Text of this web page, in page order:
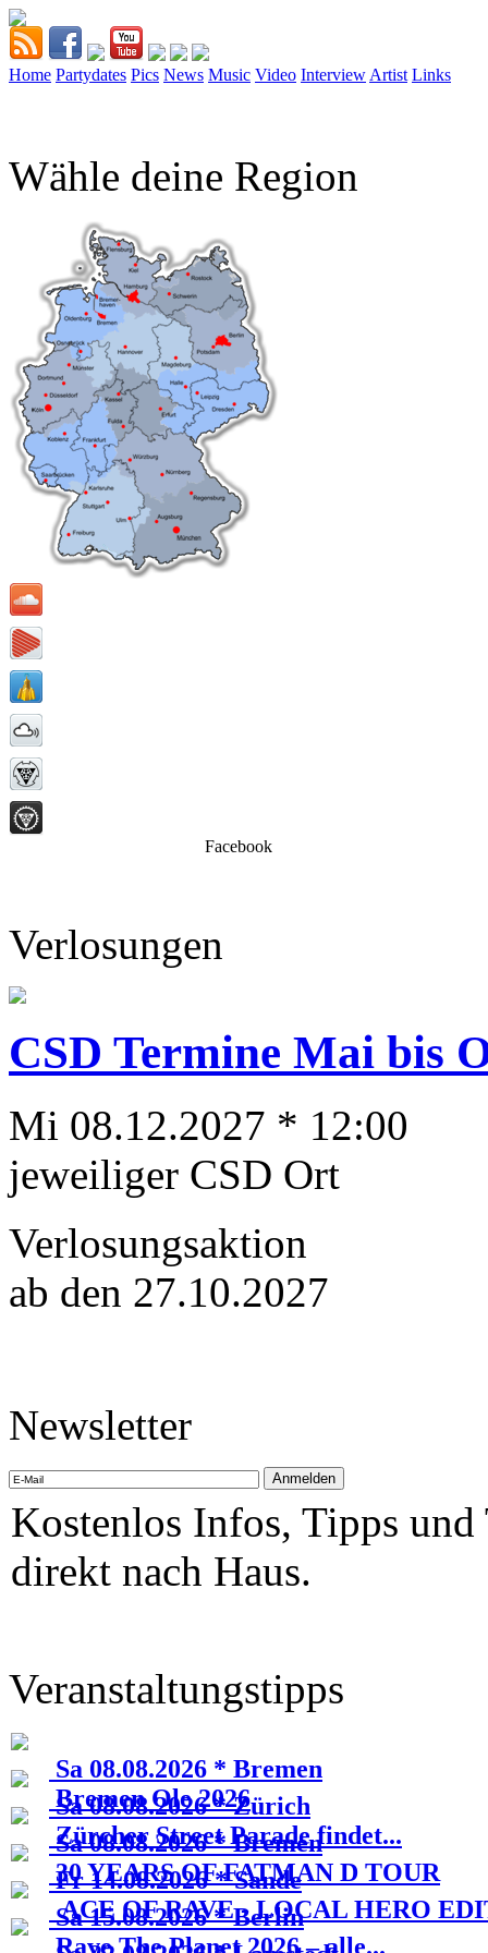
Home Partydates Pics News Music Video Interview Artist Links
Wähle deine Region
Facebook
Verlosungen
CSD Termine Mai bis
Mi 08.12.2027 * 12:00
jeweiliger CSD Ort
Verlosungsaktion
ab den 27.10.2027
Newsletter
Kostenlos Infos, Tipps
direkt nach Haus.
Veranstaltungstipps
Sa 08.08.2026 * Bremen
Bremen Ole 2026
Sa 08.08.2026 * Zürich
Zürcher Street Parade findet...
Sa 08.08.2026 * Bremen
30 YEARS OF FATMAN D TOUR
Fr 14.08.2026 * Sande
ACE OF RAVE - LOCAL HERO
Sa 15.08.2026 * Berlin
Rave The Planet 2026 – alle...